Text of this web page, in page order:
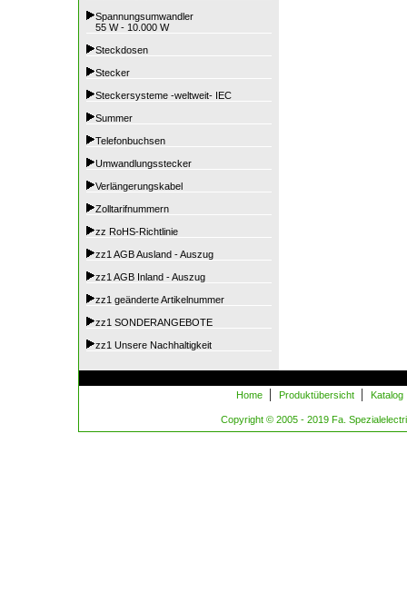
Spannungsumwandler
55 W - 10.000 W
Steckdosen
Stecker
Steckersysteme -weltweit- IEC
Summer
Telefonbuchsen
Umwandlungsstecker
Verlängerungskabel
Zolltarifnummern
zz RoHS-Richtlinie
zz1 AGB Ausland - Auszug
zz1 AGB Inland - Auszug
zz1 geänderte Artikelnummer
zz1 SONDERANGEBOTE
zz1 Unsere Nachhaltigkeit
Home | Produktübersicht | Katalog
Copyright © 2005 - 2019 Fa.